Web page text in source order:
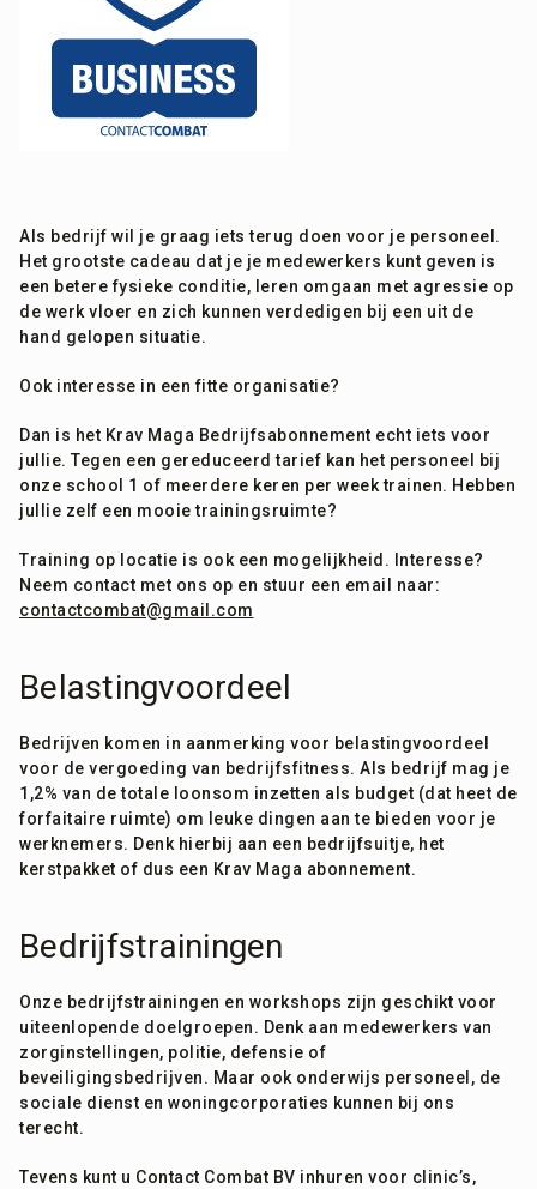
Als bedrijf wil je graag iets terug doen voor je personeel.
Het grootste cadeau dat je je medewerkers kunt geven is
een betere fysieke conditie, leren omgaan met agressie op
de werk vloer en zich kunnen verdedigen bij een uit de
hand gelopen situatie.
Ook interesse in een fitte organisatie?
Dan is het Krav Maga Bedrijfsabonnement echt iets voor
jullie. Tegen een gereduceerd tarief kan het personeel bij
onze school 1 of meerdere keren per week trainen. Hebben
jullie zelf een mooie trainingsruimte?
Training op locatie is ook een mogelijkheid. Interesse?
Neem contact met ons op en stuur een email naar:
contactcombat@gmail.com
Belastingvoordeel
Bedrijven komen in aanmerking voor belastingvoordeel
voor de vergoeding van bedrijfsfitness. Als bedrijf mag je
1,2% van de totale loonsom inzetten als budget (dat heet de
forfaitaire ruimte) om leuke dingen aan te bieden voor je
werknemers. Denk hierbij aan een bedrijfsuitje, het
kerstpakket of dus een Krav Maga abonnement.
Bedrijfstrainingen
Onze bedrijfstrainingen en workshops zijn geschikt voor
uiteenlopende doelgroepen. Denk aan medewerkers van
zorginstellingen, politie, defensie of
beveiligingsbedrijven. Maar ook onderwijs personeel, de
sociale dienst en woningcorporaties kunnen bij ons
terecht.
Tevens kunt u Contact Combat BV inhuren voor clinic’s,